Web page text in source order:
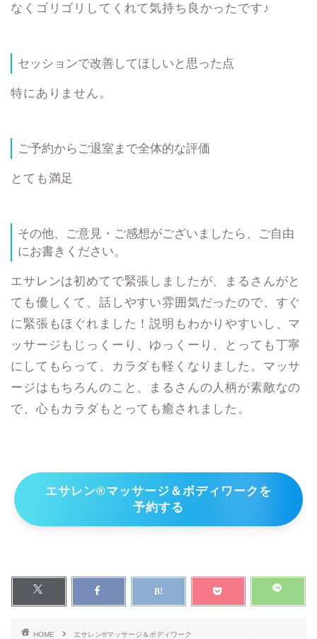
なくゴリゴリしてくれて気持ち良かったです♪
セッションで改善してほしいと思った点
特にありません。
ご予約からご退室まで全体的な評価
とても満足
その他、ご意見・ご感想がございましたら、ご自由
にお書きください。
エサレンは初めてで緊張しましたが、まるさんがと
ても優しくて、話しやすい雰囲気だったので、すぐ
に緊張もほぐれました！説明もわかりやすいし、マ
ッサージもじっくーり、ゆっくーり、とっても丁寧
にしてもらって、カラダも軽くなりました。マッサ
ージはもちろんのこと、まるさんの人柄が素敵なの
で、心もカラダもとっても癒されました。
エサレン®マッサージ＆ボディワークを
予約する
HOME
エサレン®マッサージ＆ボディワーク